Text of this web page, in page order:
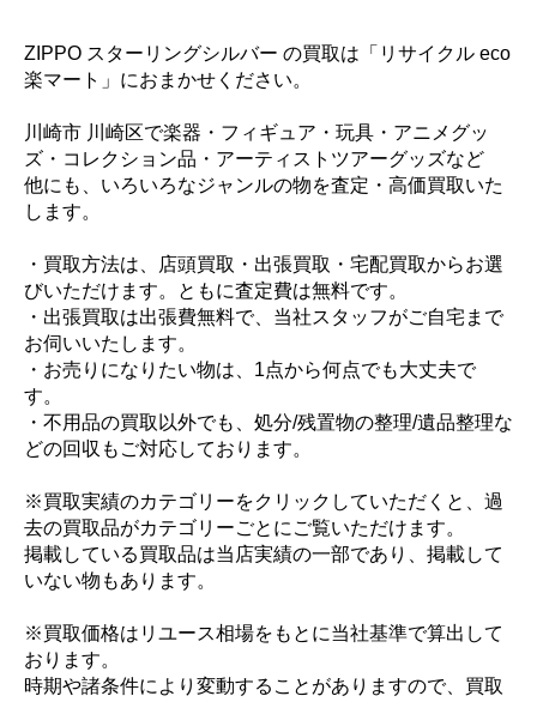
ZIPPO スターリングシルバー の買取は「リサイクル eco
楽マート」におまかせください。
川崎市 川崎区で楽器・フィギュア・玩具・アニメグッ
ズ・コレクション品・アーティストツアーグッズなど
他にも、いろいろなジャンルの物を査定・高価買取いた
します。
・買取方法は、店頭買取・出張買取・宅配買取からお選
びいただけます。ともに査定費は無料です。
・出張買取は出張費無料で、当社スタッフがご自宅まで
お伺いいたします。
・お売りになりたい物は、1点から何点でも大丈夫で
す。
・不用品の買取以外でも、処分/残置物の整理/遺品整理な
どの回収もご対応しております。
※買取実績のカテゴリーをクリックしていただくと、過
去の買取品がカテゴリーごとにご覧いただけます。
掲載している買取品は当店実績の一部であり、掲載して
いない物もあります。
※買取価格はリユース相場をもとに当社基準で算出して
おります。
時期や諸条件により変動することがありますので、買取